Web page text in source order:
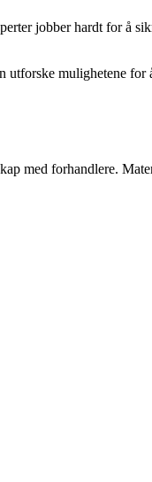
jobber hardt for å
utforske mulighetene
med forhandlere.